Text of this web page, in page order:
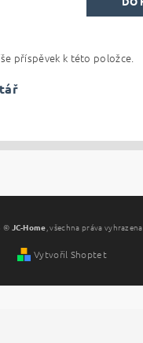
příspěvek k této položce.
© JC-Home , všechna práva vyhrazena
Vytvořil Shoptet